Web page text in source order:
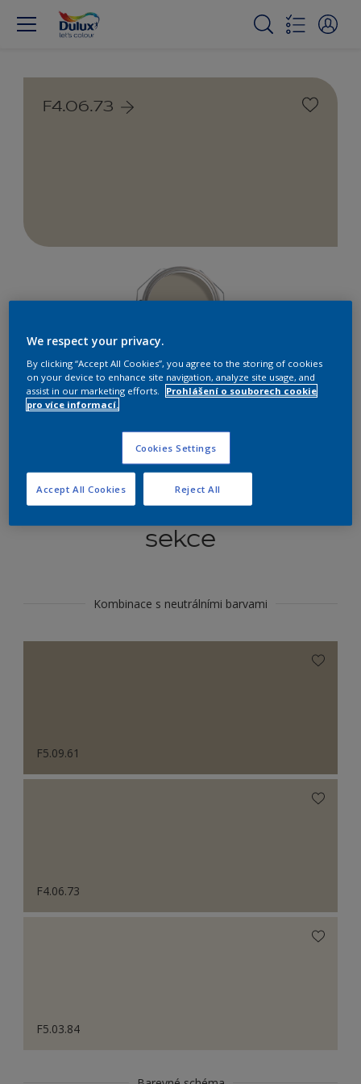
F4.06.73
Najít výrobek v tomto odstínu
Koordinovat barevné
sekce
Kombinace s neutrálními barvami
F5.09.61
F4.06.73
F5.03.84
We respect your privacy.
By clicking “Accept All Cookies”, you agree to the storing of cookies
on your device to enhance site navigation, analyze site usage, and
assist in our marketing efforts.
Prohlášení o souborech cookie
pro více informací.
Cookies Settings
Reject All
Accept All Cookies